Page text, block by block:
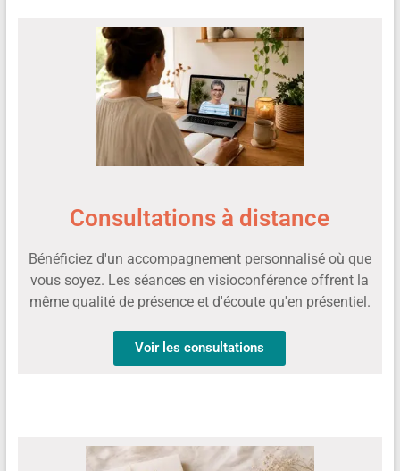
Consultations à distance
Bénéficiez d'un accompagnement personnalisé où que
vous soyez. Les séances en visioconférence offrent la
même qualité de présence et d'écoute qu'en présentiel.
Voir les consultations